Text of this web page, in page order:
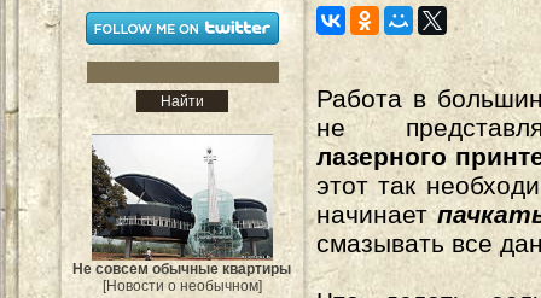
Не совсем обычные квартиры
[Новости о необычном]
Работа в
не
лазерного
этот так
начинает
смазывать все